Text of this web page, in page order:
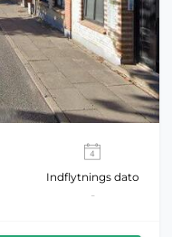
Indflytnings dato
-